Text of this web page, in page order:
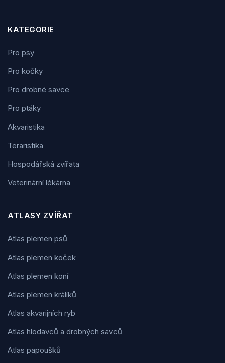
KATEGORIE
Pro psy
Pro kočky
Pro drobné savce
Pro ptáky
Akvaristika
Teraristika
Hospodářská zvířata
Veterinární lékárna
ATLASY ZVÍŘAT
Atlas plemen psů
Atlas plemen koček
Atlas plemen koní
Atlas plemen králíků
Atlas akvarijních ryb
Atlas hlodavců a drobných savců
Atlas papoušků